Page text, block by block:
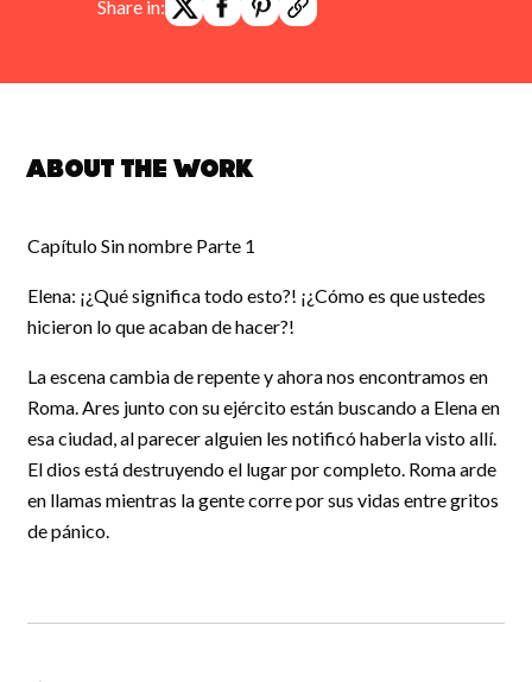
Share in:
About the work
Capítulo Sin nombre Parte 1
Elena: ¡¿Qué significa todo esto?! ¡¿Cómo es que ustedes
hicieron lo que acaban de hacer?!
La escena cambia de repente y ahora nos encontramos en
Roma. Ares junto con su ejército están buscando a Elena en
esa ciudad, al parecer alguien les notificó haberla visto allí.
El dios está destruyendo el lugar por completo. Roma arde
en llamas mientras la gente corre por sus vidas entre gritos
de pánico.